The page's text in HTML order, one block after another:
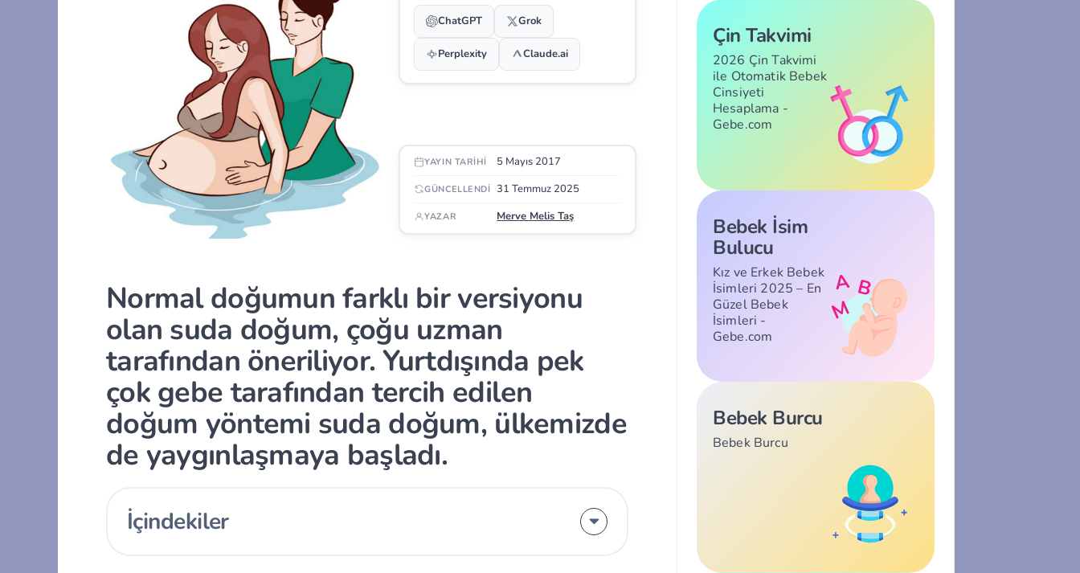
ChatGPT Grok
Perplexity Claude.ai
YAYIN TARIHI 5 Mayıs 2017
GÜNCELLENDI 31 Temmuz 2025
YAZAR Merve Melis Taş
Normal doğumun farklı bir versiyonu
olan suda doğum, çoğu uzman
tarafından öneriliyor. Yurtdışında pek
çok gebe tarafından tercih edilen
doğum yöntemi suda doğum, ülkemizde
de yaygınlaşmaya başladı.
İçindekiler
Çin Takvimi
2026 Çin Takvimi
ile Otomatik Bebek
Cinsiyeti
Hesaplama -
Gebe.com
Bebek İsim
Bulucu
Kız ve Erkek Bebek
İsimleri 2025 – En
Güzel Bebek
İsimleri -
Gebe.com
Bebek Burcu
Bebek Burcu